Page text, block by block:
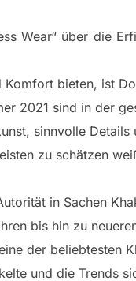
Wear“ über die
bieten, ist
2021 sind in der
sinnvolle
zu schätzen
in Sachen
bis hin zu
der beliebtesten
und die Trends